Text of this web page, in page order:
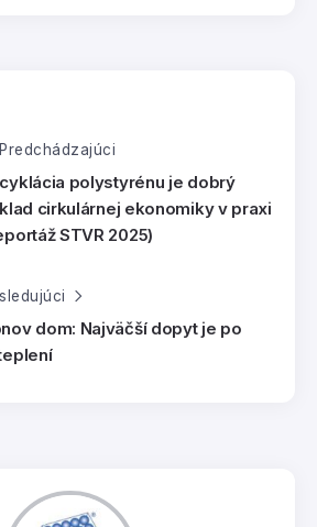
Predchádzajúci
polystyrénu je dobrý
cirkulárnej ekonomiky v praxi
STVR 2025)
dom: Najväčší dopyt je po